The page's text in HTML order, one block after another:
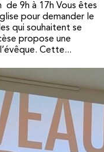
de 9h à 17h Vous êtes
pour demander le
qui souhaitent se
propose une
Cette...